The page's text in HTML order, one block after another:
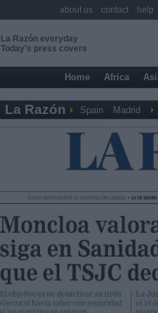
La Razón everyday
Today's press covers
Home Africa
La Razón Spain Madrid
about us contact help